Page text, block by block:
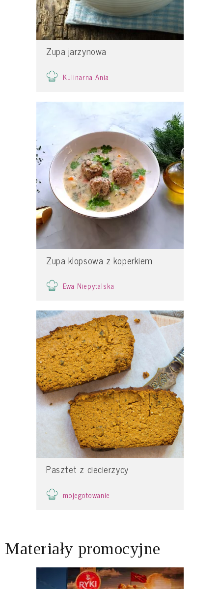
Zupa jarzynowa
Kulinarna Ania
Zupa klopsowa z koperkiem
Ewa Niepytalska
Pasztet z ciecierzycy
mojegotowanie
Materiały promocyjne